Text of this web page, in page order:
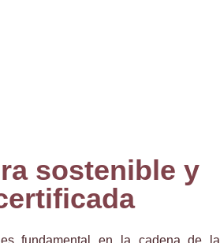
sostenible y
fundamental en la cadena de la